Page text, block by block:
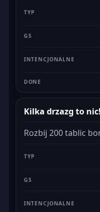
Kilka drzazg to nic!
Rozbij 200 tablic